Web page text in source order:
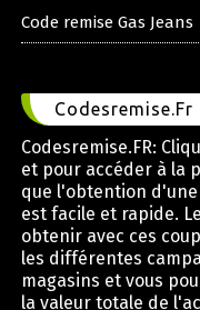
Code remise Gas Jeans
Codesremise.Fr
Codesremise.FR:
et pour accéder à la
que l'obtention
est facile et rapide.
obtenir avec ces
les différentes
magasins et vous
la valeur totale de